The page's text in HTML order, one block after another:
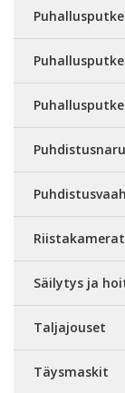
Riistakamerat
Säilytys ja
Taljajouset
Täysmaskit